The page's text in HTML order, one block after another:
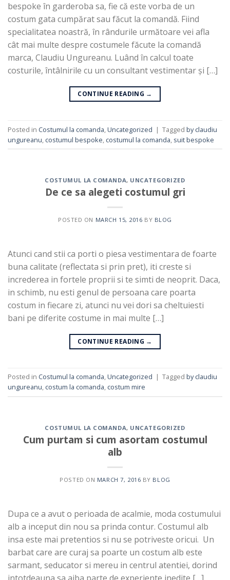
bespoke în garderoba sa, fie că este vorba de un
costum gata cumpărat sau făcut la comandă. Fiind
specialitatea noastră, în rândurile următoare vei afla
cât mai multe despre costumele făcute la comandă
marca, Claudiu Ungureanu. Luând în calcul toate
costurile, întâlnirile cu un consultant vestimentar și […]
CONTINUE READING →
Posted in Costumul la comanda Uncategorized | Tagged by claudiu
ungureanu costumul bespoke costumul la comanda suit bespoke
COSTUMUL LA COMANDA, UNCATEGORIZED
De ce sa alegeti costumul gri
POSTED ON MARCH 15, 2016 BY BLOG
Atunci cand stii ca porti o piesa vestimentara de foarte
buna calitate (reflectata si prin pret), iti creste si
increderea in fortele proprii si te simti de neoprit. Daca,
in schimb, nu esti genul de persoana care poarta
costum in fiecare zi, atunci nu vei dori sa cheltuiesti
bani pe diferite costume in mai multe […]
CONTINUE READING →
Posted in Costumul la comanda,Uncategorized | Tagged by claudiu
ungureanu, costum la comanda, costum mire
COSTUMUL LA COMANDA, UNCATEGORIZED
Cum purtam si cum asortam costumul
alb
POSTED ON MARCH 7, 2016 BY BLOG
Dupa ce a avut o perioada de acalmie, moda costumului
alb a inceput din nou sa prinda contur. Costumul alb
insa este mai pretentios si nu se potriveste oricui. Un
barbat care are curaj sa poarte un costum alb este
sarmant, seducator si mereu in centrul atentiei, dorind
intotdeauna sa aiba parte de experiente inedite […]